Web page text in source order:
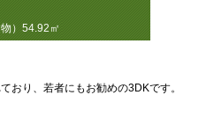
）54.92㎡
おり、若者にもお勧めの3DKです。